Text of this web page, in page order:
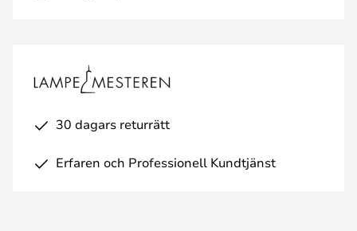
30 dagars returrätt
Erfaren och Professionell Kundtjänst